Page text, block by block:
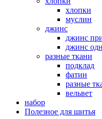
хлопки
муслин
джинс
джинс
джинс
разные ткани
подклад
фатин
разные
вельвет
набор
Полезное для шитья